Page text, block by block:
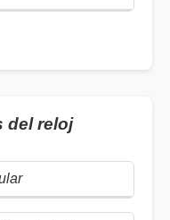
del reloj